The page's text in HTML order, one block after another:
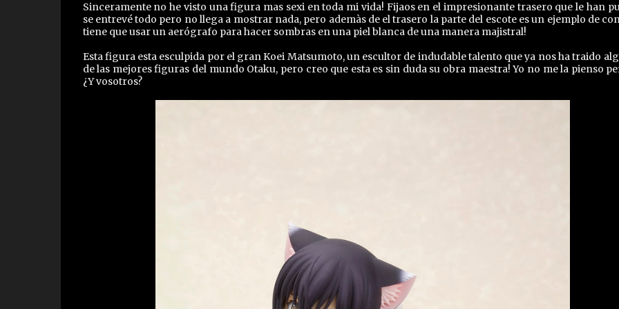
Sinceramente no he visto una figura mas sexi en toda mi vida! Fijaos en el impresionante trasero que le han
se entrevé todo pero no llega a mostrar nada, pero ademàs de el trasero la parte del escote es un ejemplo de
tiene que usar un aerógrafo para hacer sombras en una piel blanca de una manera majistral!
Esta figura esta esculpida por el gran Koei Matsumoto, un escultor de indudable talento que ya nos ha traido
de las mejores figuras del mundo Otaku, pero creo que esta es sin duda su obra maestra! Yo no me la pienso
¿Y vosotros?